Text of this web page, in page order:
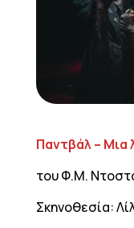
Παντβάλ – Μια
του Φ.Μ.
Σκηνοθεσία: